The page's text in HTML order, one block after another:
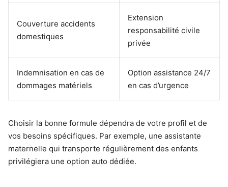
Couverture accidents
domestiques
Extension
responsabilité civile
privée
Indemnisation en cas de
dommages matériels
Option assistance 24/7
en cas d’urgence
Choisir la bonne formule dépendra de votre profil et de
vos besoins spécifiques. Par exemple, une assistante
maternelle qui transporte régulièrement des enfants
privilégiera une option auto dédiée.